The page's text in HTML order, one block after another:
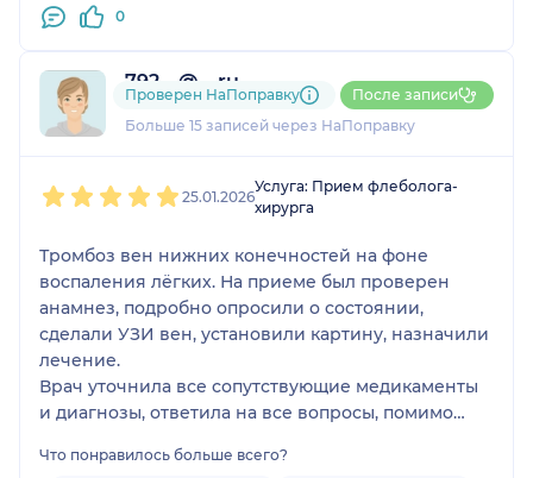
0
792....@....ru
5 отзывов
Больше 15 записей через НаПоправку
Проверен НаПоправку После записи
25.01.2026
Услуга: Прием флеболога-
хирурга
Тромбоз вен нижних конечностей на фоне
воспаления лёгких. На приеме был проверен
анамнез, подробно опросили о состоянии,
сделали УЗИ вен, установили картину, назначили
лечение.
Врач уточнила все сопутствующие медикаменты
и диагнозы, ответила на все вопросы, помимо
смягчения состояния и защиты желудка. Вышли с
Что понравилось больше всего?